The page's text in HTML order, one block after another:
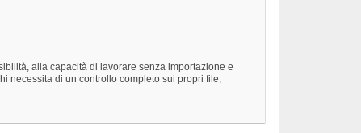
alla capacità di lavorare senza importazione e
necessita di un controllo completo sui propri file,